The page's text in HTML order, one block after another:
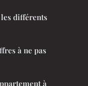
différents
à ne pas
à